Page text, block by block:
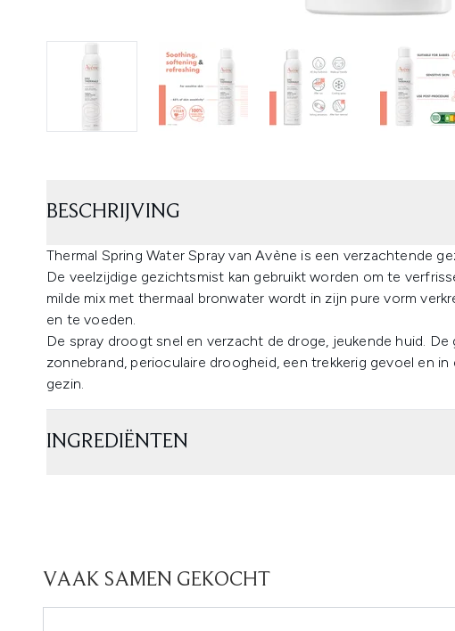
BESCHRIJVING
Thermal Spring Water Spray van Avène is een verzachtende
De veelzijdige gezichtsmist kan gebruikt worden om te
milde mix met thermaal bronwater wordt in zijn pure vorm
en te voeden.
De spray droogt snel en verzacht de droge, jeukende huid.
zonnebrand, perioculaire droogheid, een trekkerig gevoel en
gezin.
INGREDIËNTEN
VAAK SAMEN GEKOCHT